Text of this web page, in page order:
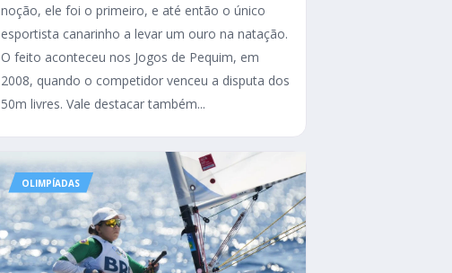
noção, ele foi o primeiro, e até então o único
esportista canarinho a levar um ouro na natação.
O feito aconteceu nos Jogos de Pequim, em
2008, quando o competidor venceu a disputa dos
50m livres. Vale destacar também...
OLIMPÍADAS